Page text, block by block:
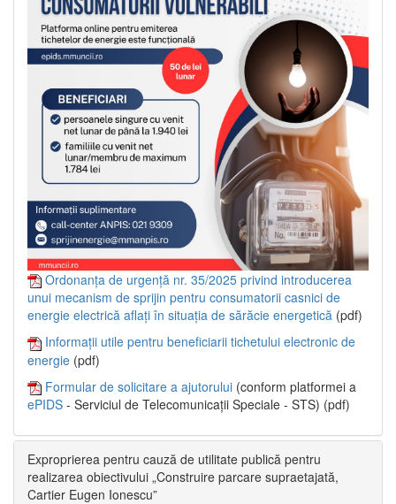
Ordonanța de urgență nr. 35/2025 privind introducerea
unui mecanism de sprijin pentru consumatorii casnici de
energie electrică aflați în situația de sărăcie energetică (pdf)
Informații utile pentru beneficiarii tichetului electronic de
energie (pdf)
Formular de solicitare a ajutorului (conform platformei a
ePIDS - Serviciul de Telecomunicații Speciale - STS) (pdf)
Exproprierea pentru cauză de utilitate publică pentru
realizarea obiectivului „Construire parcare supraetajată,
Cartier Eugen Ionescu”